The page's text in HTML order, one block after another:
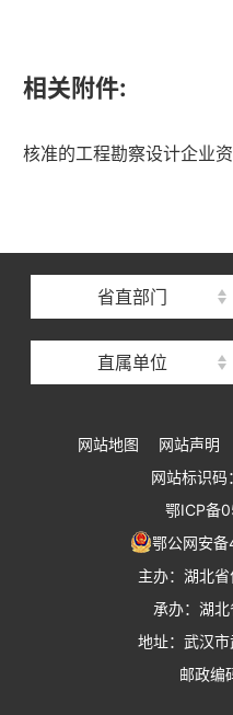
相关附件:
核准的工程勘察设计企业
省直部门
直属单位
湖北省住建厅机关后勤服务中心
湖北省住房保障中心
湖北省建设工程质量安全监督总站
湖北省建设工程标准定额管理总站
湖北省住建厅执业资格注册中心
湖北省城乡建设发展中心
湖北城市建设职业技术学院
网站地图 网站声明
网站标识
鄂ICP备
鄂公网安
主办：湖北
承办：湖
地址：武汉
邮政编